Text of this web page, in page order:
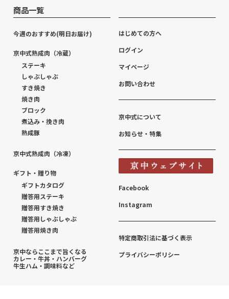
商品一覧
今週のおすすめ(明日お届け)
京中式熟成肉（冷蔵）
ステーキ
しゃぶしゃぶ
すき焼き
焼き肉
ブロック
煮込み・挽き肉
熟成豚
京中式熟成肉（冷凍）
ギフト・贈り物
ギフトカタログ
贈答用ステーキ
贈答用すき焼き
贈答用しゃぶしゃぶ
贈答用焼き肉
京中ならここまで旨くなる
カレー・牛丼・ハンバーグ
牛生ハム・調味料など
はじめての方へ
ログイン
マイページ
お問い合わせ
京中式について
お知らせ・特集
Facebook
Instagram
特定商取引法に基づく表示
プライバシーポリシー